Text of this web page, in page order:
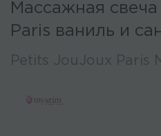
Массажная
Paris ваниль и
Petits JouJoux Paris